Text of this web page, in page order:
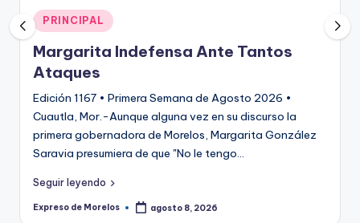
r
el
o
s
Publicado
en
PRINCIPAL
Margarita Indefensa Ante Tantos
Ataques
Edición 1167 • Primera Semana de Agosto 2026 •
Cuautla, Mor.-Aunque alguna vez en su discurso la
primera gobernadora de Morelos, Margarita González
Saravia presumiera de que "No le tengo…
Seguir leyendo
Publicado
Expreso de Morelos agosto 8, 2026